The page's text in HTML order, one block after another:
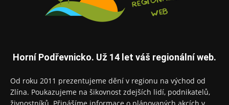
Horní Podřevnicko. Už 14 let váš regionální web.
Od roku 2011 prezentujeme dění v regionu na východ od
Zlína. Poukazujeme na šikovnost zdejších lidí, podnikatelů,
živnostníků. Přinášíme informace o plánovaných akcích v